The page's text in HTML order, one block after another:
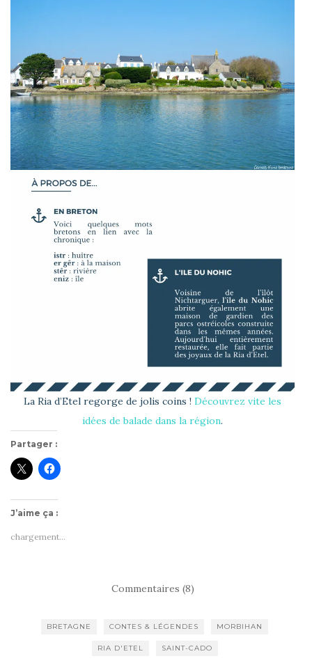
La Ria d’Etel regorge de jolis coins ! Découvrez vite les
idées de balade dans la région.
Partager :
J’aime ça :
chargement…
Commentaires (8)
BRETAGNE CONTES & LÉGENDES MORBIHAN
RIA D'ETEL SAINT-CADO